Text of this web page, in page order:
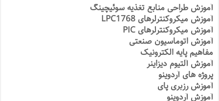
آموزش طراحی منابع تغذیه سوئیچینگ
آموزش میکروکنترلرهای LPC1768
آموزش میکروکنترلرهای PIC
آموزش اتوماسیون صنعتی
مفاهیم پایه الکترونیک
آموزش آلتیوم دیزاینر
پروژه های آردوینو
آموزش رزبری پای
آموزش آردوینو